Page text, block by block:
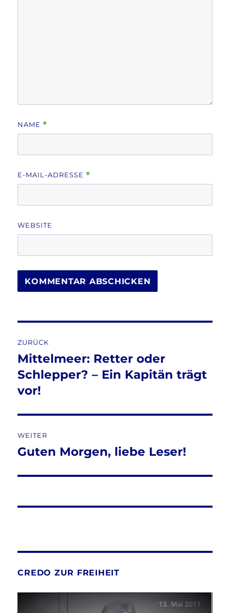
NAME *
E-MAIL-ADRESSE *
WEBSITE
ZURÜCK
Vorheriger
Beitrag:
Mittelmeer: Retter oder
Schlepper? – Ein Kapitän trägt
vor!
WEITER
Nächster
Guten Morgen, liebe Leser!
CREDO ZUR FREIHEIT